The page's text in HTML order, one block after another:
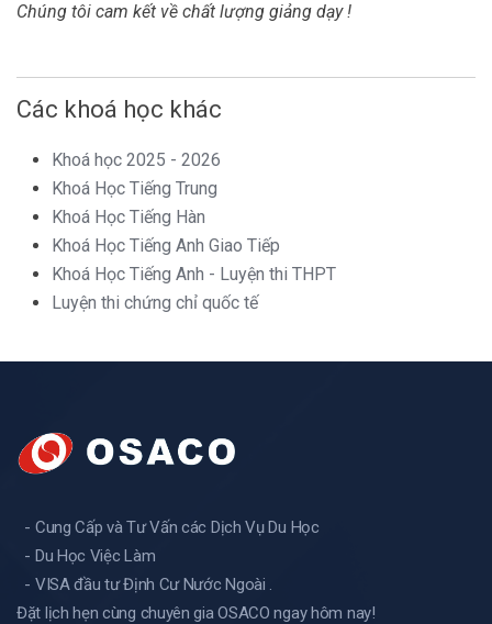
Chúng tôi cam kết về chất lượng giảng dạy !
Các khoá học khác
Khoá học 2025 - 2026
Khoá Học Tiếng Trung
Khoá Học Tiếng Hàn
Khoá Học Tiếng Anh Giao Tiếp
Khoá Học Tiếng Anh - Luyện thi THPT
Luyện thi chứng chỉ quốc tế
- Cung Cấp và Tư Vấn các Dịch Vụ Du Học
- Du Học Việc Làm
- VISA đầu tư Định Cư Nước Ngoài .
Đặt lịch hẹn cùng chuyên gia OSACO ngay hôm nay!